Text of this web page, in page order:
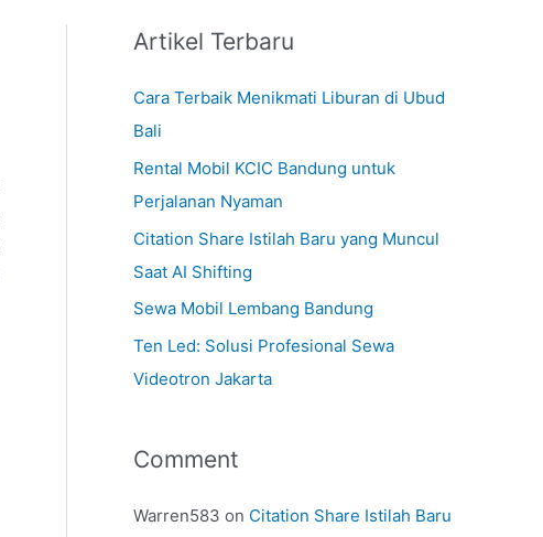
Artikel Terbaru
Cara Terbaik Menikmati Liburan di Ubud
Bali
Rental Mobil KCIC Bandung untuk
Perjalanan Nyaman
Citation Share Istilah Baru yang Muncul
Saat AI Shifting
Sewa Mobil Lembang Bandung
Ten Led: Solusi Profesional Sewa
Videotron Jakarta
Comment
Warren583 on Citation Share Istilah Baru